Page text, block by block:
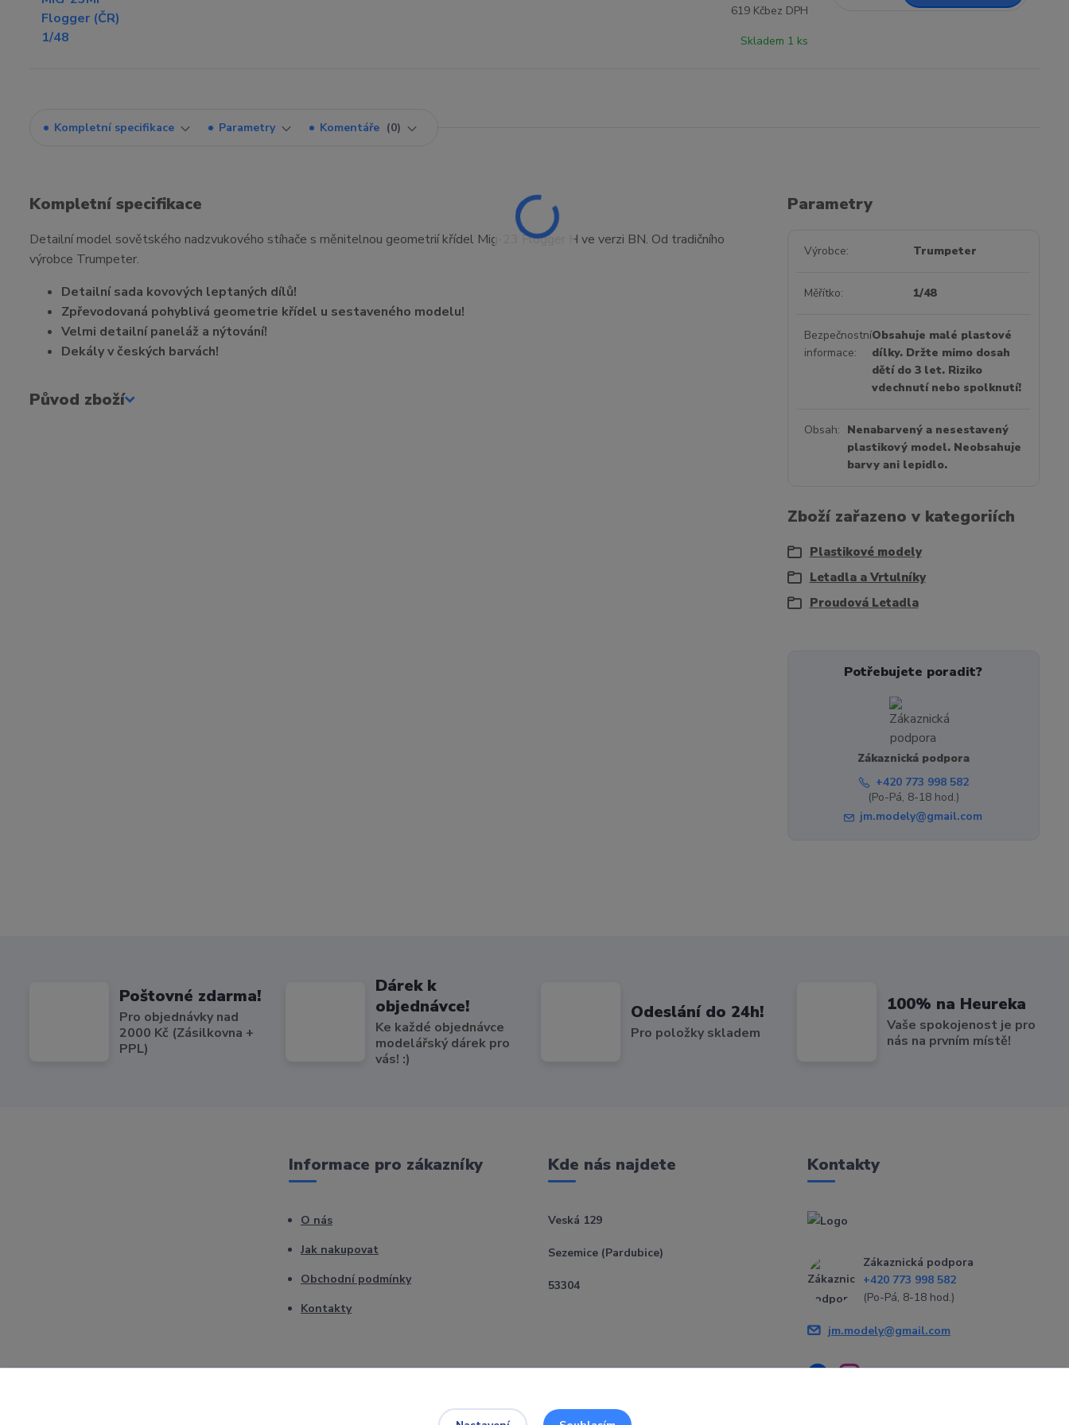
619 Kčbez DPH
Skladem 1 ks
Kompletní specifikace Parametry Komentáře 0
Kompletní specifikace
Detailní model sovětského nadzvukového stíhače s měnitelnou geometrií křídel Mig-23 Flogger H ve verzi BN. Od tradičního
výrobce Trumpeter.
Detailní sada kovových leptaných dílů!
Zpřevodovaná pohyblivá geometrie křídel u sestaveného modelu!
Velmi detailní paneláž a nýtování!
Dekály v českých barvách!
Původ zboží
Parametry
Výrobce Trumpeter
Měřítko 1/48
Bezpečnostní
informace
Obsahuje malé plastové
dílky. Držte mimo dosah
dětí do 3 let. Riziko
vdechnutí nebo spolknutí!
Obsah
Nenabarvený a nesestavený
plastikový model. Neobsahuje
barvy ani lepidlo.
Zboží zařazeno v kategoriích
Plastikové modely
Letadla a Vrtulníky
Proudová Letadla
Potřebujete poradit?
Zákaznická podpora
+420 773 998 582
(Po-Pá, 8-18 hod.)
jm.modely@gmail.com
Poštovné zdarma!
Pro objednávky nad
2000 Kč (Zásilkovna +
PPL)
Dárek k
objednávce!
Ke každé objednávce
modelářský dárek pro
vás! :)
Odeslání do 24h!
Pro položky skladem
100% na Heureka
Vaše spokojenost je pro
nás na prvním místě!
Informace pro zákazníky
O nás
Jak nakupovat
Obchodní podmínky
Kontakty
Kde nás najdete
Veská 129
Sezemice (Pardubice)
53304
Kontakty
Zákaznická podpora
+420 773 998 582
(Po-Pá, 8-18 hod.)
jm.modely@gmail.com